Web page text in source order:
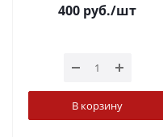
400 руб./шт
В корзину